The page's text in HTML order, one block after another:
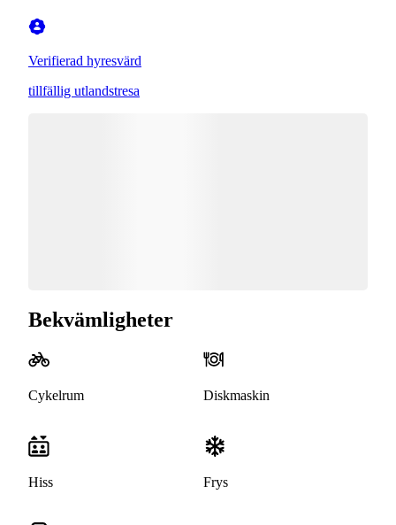
Verifierad hyresvärd
tillfällig utlandstresa
Bekvämligheter
Cykelrum Diskmaskin
Hiss Frys